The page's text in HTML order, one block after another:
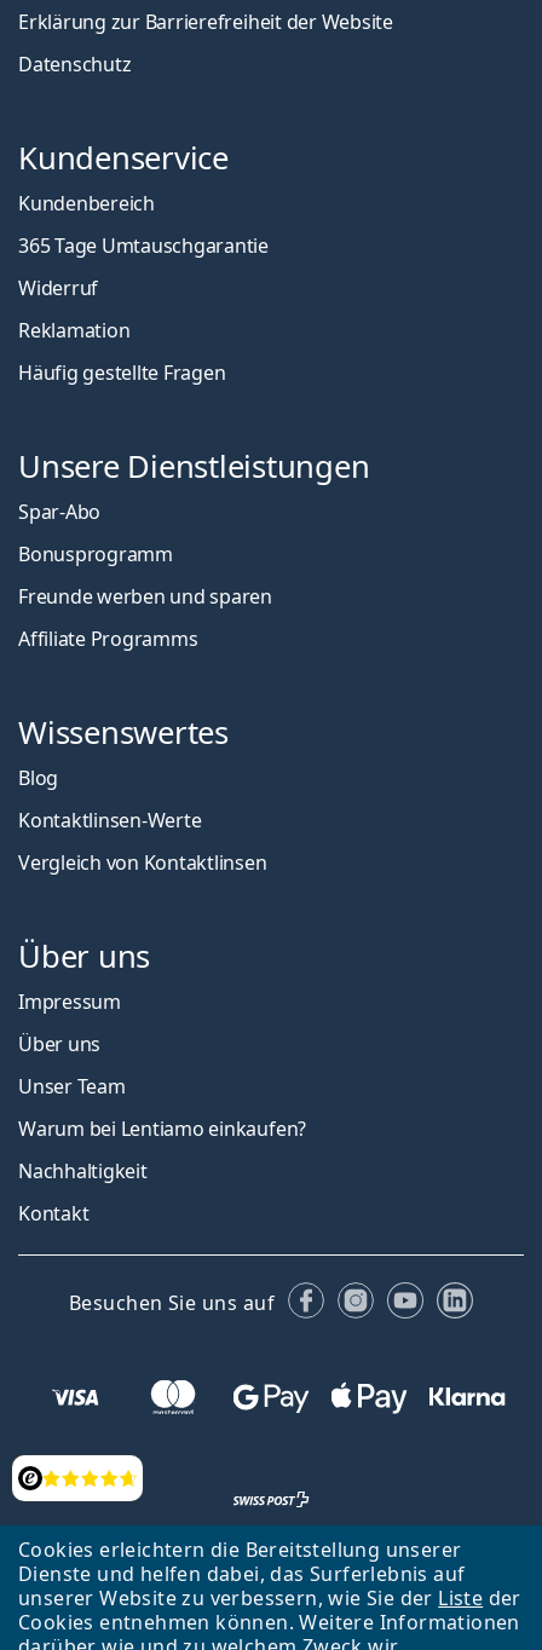
Cookies erleichtern die Bereitstellung unserer
Dienste und helfen dabei, das Surferlebnis auf
unserer Website zu verbessern, wie Sie der Liste der
Cookies entnehmen können. Weitere Informationen
Bewertung
Erklärung zur Barrierefreiheit der Website
Datenschutz
Kundenservice
Kundenbereich
365 Tage Umtauschgarantie
Widerruf
Reklamation
Häufig gestellte Fragen
Unsere Dienstleistungen
Spar-Abo
Bonusprogramm
Freunde werben und sparen
Affiliate Programms
Wissenswertes
Blog
Kontaktlinsen-Werte
Vergleich von Kontaktlinsen
Über uns
Impressum
Über uns
Unser Team
Warum bei Lentiamo einkaufen?
Nachhaltigkeit
Kontakt
Besuchen Sie uns auf FacebookInstagram
YouTube
Zurück zur Hauptseite Nach oben
Français
Lentiamo s.r.o., Tschechien ist Eigentümer und Betreiber des Online-
Shops Lentiamo.ch
Seit 18 Jahren sind wir für Sie da.